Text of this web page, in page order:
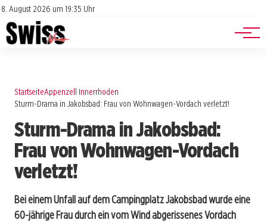
8. August 2026 um 19:35 Uhr
Impressum
Datenschutz
Jobs
Events
StartseiteAppenzell Innerrhoden
Sturm-Drama in Jakobsbad: Frau von Wohnwagen-Vordach verletzt!
Sturm-Drama in Jakobsbad:
Frau von Wohnwagen-Vordach
verletzt!
Bei einem Unfall auf dem Campingplatz Jakobsbad wurde eine
60-jährige Frau durch ein vom Wind abgerissenes Vordach